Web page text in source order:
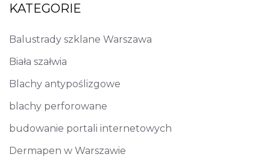
KATEGORIE
Balustrady szklane Warszawa
Biała szałwia
Blachy antypoślizgowe
blachy perforowane
budowanie portali internetowych
Dermapen w Warszawie